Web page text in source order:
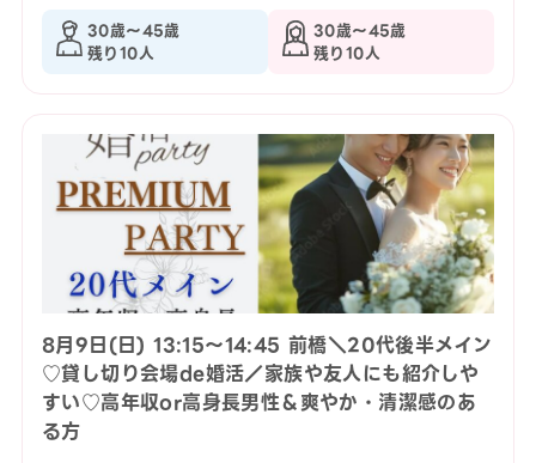
30歳〜45歳
残り10人
30歳〜45歳
残り10人
8月9日(日) 13:15〜14:45 前橋＼20代後半メイン
♡貸し切り会場de婚活／家族や友人にも紹介しや
すい♡高年収or高身長男性＆爽やか・清潔感のあ
る方